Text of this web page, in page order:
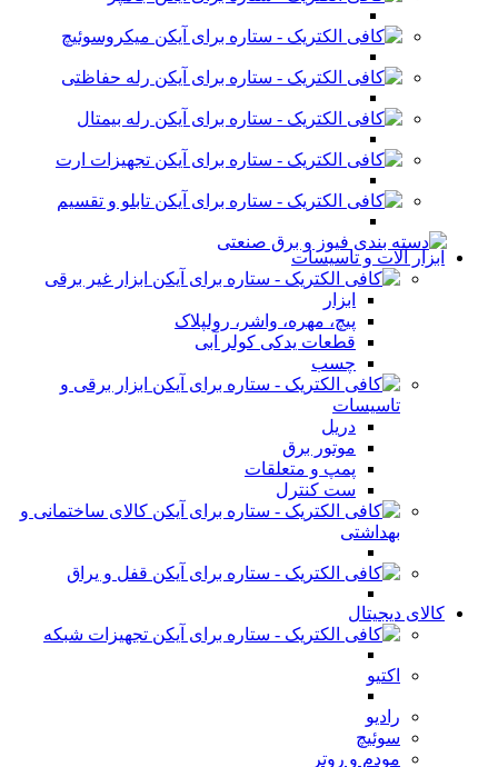
میکروسوئیچ
رله حفاظتی
رله بیمتال
تجهیزات ارت
تابلو و تقسیم
ابزار آلات و تاسیسات
ابزار غیر برقی
ابزار
پیچ، مهره، واشر، رولپلاک
قطعات یدکی کولر آبی
چسب
ابزار برقی و
تاسیسات
دریل
موتور برق
پمپ و متعلقات
ست کنترل
کالای ساختمانی و
بهداشتی
قفل و یراق
کالای دیجیتال
تجهیزات شبکه
اکتیو
رادیو
سوئیچ
مودم و روتر